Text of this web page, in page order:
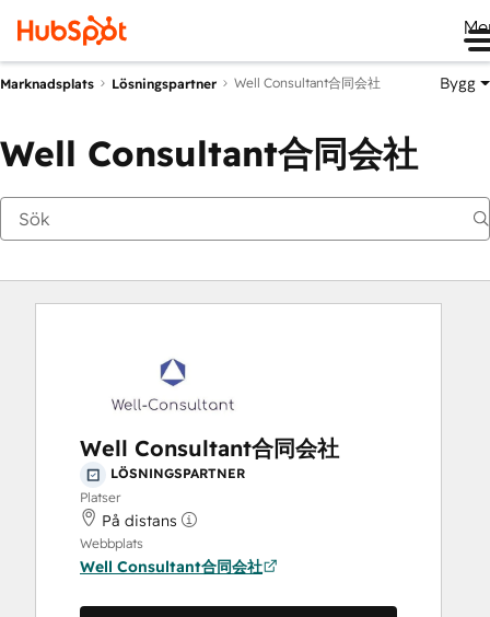
Marknadsplats Lösningspartner Well Consultant合同会社 Bygg
Well Consultant合同会社
Well Consultant合同会社
LÖSNINGSPARTNER
Platser
På distans
Webbplats
Well Consultant合同会社